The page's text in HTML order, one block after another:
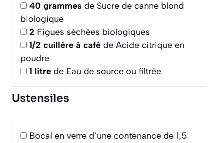
40 grammes de Sucre de canne blond
biologique
2 Figues séchées biologiques
1/2 cuillère à café de Acide citrique en
poudre
1 litre de Eau de source ou filtrée
Ustensiles
Bocal en verre d’une contenance de 1,5